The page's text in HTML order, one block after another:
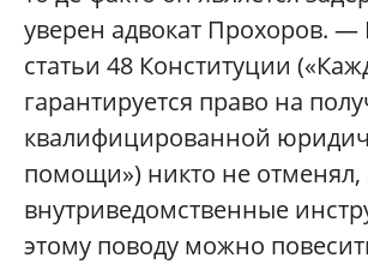
уверен адвокат Прохоров. —
статьи 48 Конституции
гарантируется право на
квалифицированной
помощи») никто не отменял,
внутриведомственные
этому поводу можно